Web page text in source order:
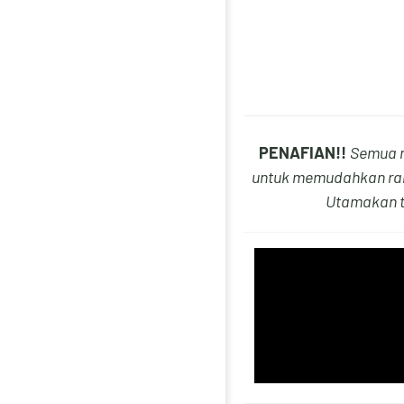
PENAFIAN!! Semua
untuk memudahkan
Utamakan